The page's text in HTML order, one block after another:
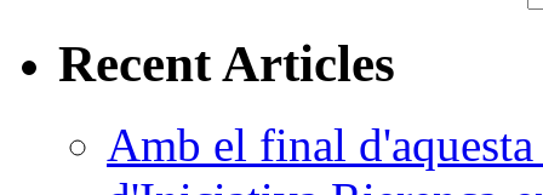
Recent Articles
Amb el final